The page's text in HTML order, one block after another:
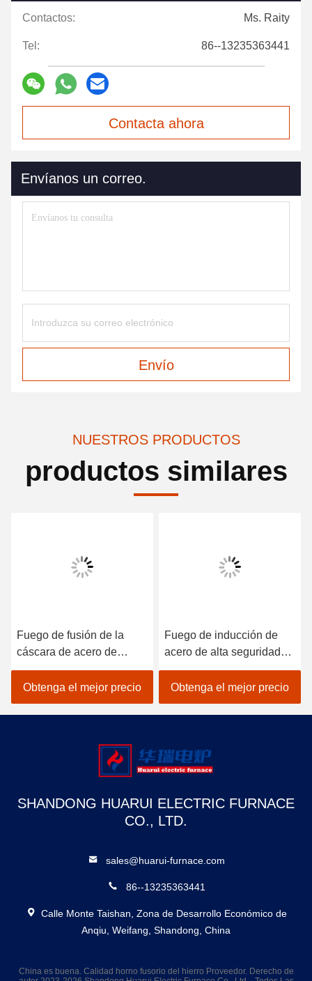
Contactos: Ms. Raity
Tel: 86--13235363441
Contacta ahora
Envíanos un correo.
Envío
NUESTROS PRODUCTOS
productos similares
Fuego de fusión de la
cáscara de acero de
ahorro energético Alta
seguridad
Obtenga el mejor precio
Fuego de inducción de
acero de alta seguridad
para oro Tiempo de fusión
corto Alta durabilidad
Obtenga el mejor precio
SHANDONG HUARUI ELECTRIC FURNACE
CO., LTD.
sales@huarui-furnace.com
86--13235363441
Calle Monte Taishan, Zona de Desarrollo Económico de
Anqiu, Weifang, Shandong, China
China es buena. Calidad horno fusorio del hierro Proveedor. Derecho de